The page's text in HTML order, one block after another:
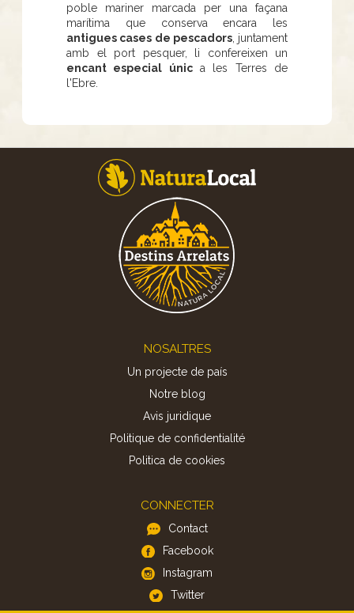
poble mariner marcada per una façana
marítima que conserva encara les
antigues cases de pescadors, juntament
amb el port pesquer, li confereixen un
encant especial única les Terres de
l'Ebre.
NOSALTRES
Un projecte de país
Notre blog
Avis juridique
Politique de confidentialité
Politica de cookies
CONNECTER
Contact
Facebook
Instagram
Twitter